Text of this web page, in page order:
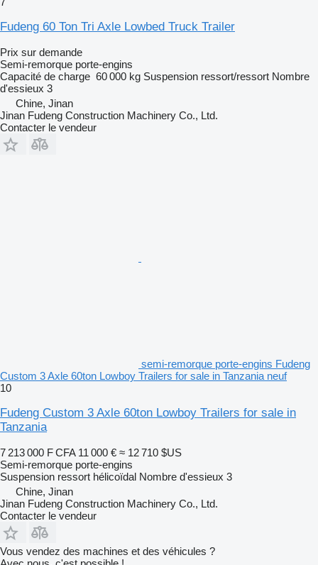
Fudeng 60 Ton Tri Axle Lowbed Truck Trailer
Prix sur demande
Semi-remorque porte-engins
Capacité de charge 60 000 kg Suspension ressort/ressort Nombre
d'essieux 3
Chine, Jinan
Jinan Fudeng Construction Machinery Co., Ltd.
Contacter le vendeur
semi-remorque porte-engins Fudeng
Custom 3 Axle 60ton Lowboy Trailers for sale in Tanzania neuf
10
Fudeng Custom 3 Axle 60ton Lowboy Trailers for sale in
Tanzania
7 213 000 F CFA 11 000 € ≈ 12 710 $US
Semi-remorque porte-engins
Suspension ressort hélicoïdal Nombre d'essieux 3
Chine, Jinan
Jinan Fudeng Construction Machinery Co., Ltd.
Contacter le vendeur
Vous vendez des machines et des véhicules ?